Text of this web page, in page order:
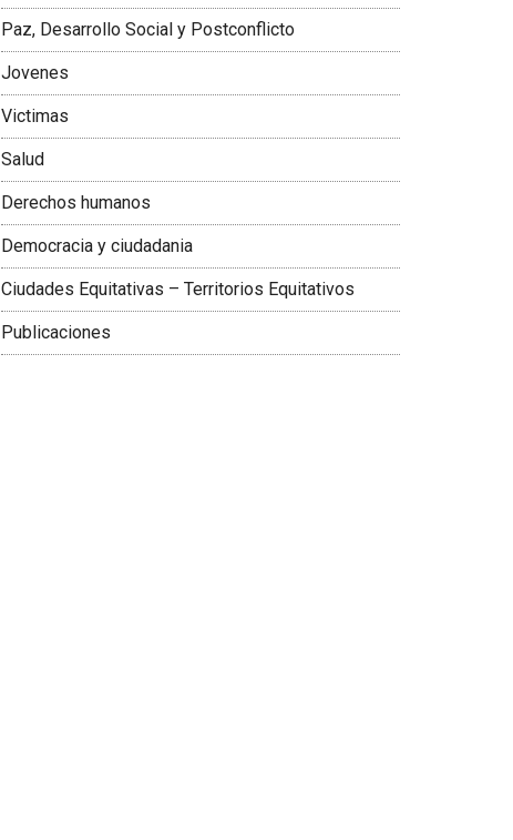
Paz, Desarrollo Social y Postconflicto
Jovenes
Victimas
Salud
Derechos humanos
Democracia y ciudadania
Ciudades Equitativas – Territorios Equitativos
Publicaciones